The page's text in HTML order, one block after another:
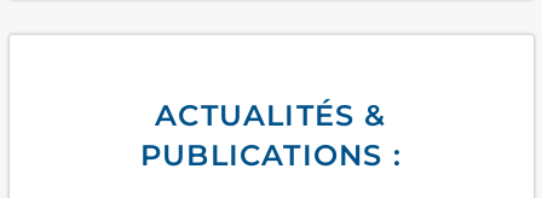
ACTUALITÉS &
PUBLICATIONS :